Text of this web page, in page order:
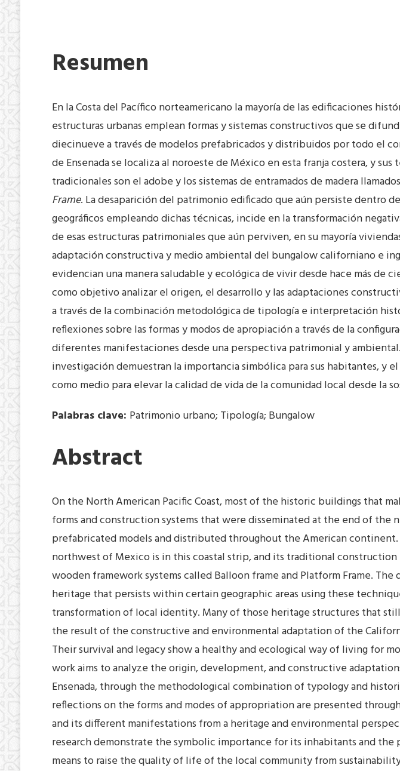
Resumen
En la Costa del Pacífico norteamericano la mayoría de las edificaciones
estructuras urbanas emplean formas y sistemas constructivos que se
diecinueve a través de modelos prefabricados y distribuidos por todo el
de Ensenada se localiza al noroeste de México en esta franja costera, y
tradicionales son el adobe y los sistemas de entramados de madera llamados
Frame. La desaparición del patrimonio edificado que aún persiste dentro
geográficos empleando dichas técnicas, incide en la transformación
de esas estructuras patrimoniales que aún perviven, en su mayoría
adaptación constructiva y medio ambiental del bungalow californiano e
evidencian una manera saludable y ecológica de vivir desde hace más de
como objetivo analizar el origen, el desarrollo y las adaptaciones
a través de la combinación metodológica de tipología e interpretación
reflexiones sobre las formas y modos de apropiación a través de la
diferentes manifestaciones desde una perspectiva patrimonial y
investigación demuestran la importancia simbólica para sus habitantes, y
como medio para elevar la calidad de vida de la comunidad local desde la
Palabras clave: Patrimonio urbano; Tipología; Bungalow
Abstract
On the North American Pacific Coast, most of the historic buildings that
forms and construction systems that were disseminated at the end of
prefabricated models and distributed throughout the American continent.
northwest of Mexico is in this coastal strip, and its traditional construction
wooden framework systems called Balloon frame and Platform Frame.
heritage that persists within certain geographic areas using these
transformation of local identity. Many of those heritage structures that
the result of the constructive and environmental adaptation of the
Their survival and legacy show a healthy and ecological way of living for
work aims to analyze the origin, development, and constructive
Ensenada, through the methodological combination of typology and
reflections on the forms and modes of appropriation are presented
and its different manifestations from a heritage and environmental
research demonstrate the symbolic importance for its inhabitants and
means to raise the quality of life of the local community from